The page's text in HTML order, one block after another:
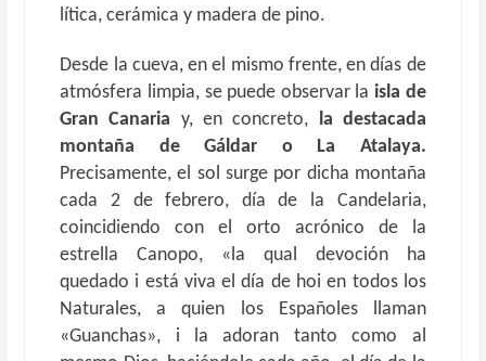
lítica, cerámica y madera de pino.
Desde la cueva, en el mismo frente, en días de
atmósfera limpia, se puede observar laisla de
Gran Canaria y, en concreto, la destacada
montaña de Gáldar o La Atalaya.
Precisamente, el sol surge por dicha montaña
cada 2 de febrero, día de la Candelaria,
coincidiendo con el orto acrónico de la
estrella Canopo, «la qual devoción ha
quedado i está viva el día de hoi en todos los
Naturales, a quien los Españoles llaman
«Guanchas», i la adoran tanto como al